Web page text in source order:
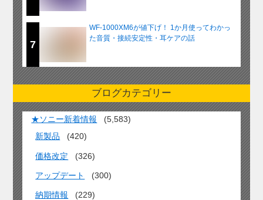
7
WF-1000XM6が値下げ！ 1か月使ってわかっ
た音質・接続安定性・耳ケアの話
ブログカテゴリー
★ソニー新着情報
(5,583)
新製品
(420)
価格改定 (326)
アップデート (300)
納期情報 (229)